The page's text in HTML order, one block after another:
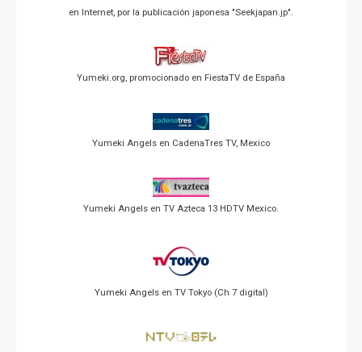
en Internet, por la publicación japonesa "Seekjapan.jp".
Yumeki.org, promocionado en FiestaTV de España
Yumeki Angels en CadenaTres TV, Mexico
Yumeki Angels en TV Azteca 13 HDTV Mexico.
Yumeki Angels en TV Tokyo (Ch 7 digital)